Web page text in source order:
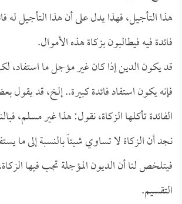
هذا التأجيل، فهذا يدل على أن هذا التأجيل له
فائدة فيه فيطالبون بزكاة هذه الأموال.
قد يكون الدين إذا كان غير مؤجل ما استفاد،
فإنه يكون استفاد فائدة كبيرة.. إلخ، قد
الفائدة تأكلها الزكاة، نقول: هذا غير مسلم،
نجد أن الزكاة لا تساوي شيئاً بالنسبة إلى ما
فيتلخص لنا أن الديون المؤجلة تجب فيها
التقسيم.